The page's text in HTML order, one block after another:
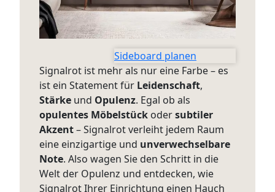
Sideboard planen
Signalrot ist mehr als nur eine Farbe – es
ist ein Statement für Leidenschaft,
Stärke und Opulenz. Egal ob als
opulentes Möbelstück odersubtiler
Akzent– Signalrot verleiht jedem Raum
eine einzigartige und unverwechselbare
Note. Also wagen Sie den Schritt in die
Welt der Opulenz und entdecken, wie
Signalrot Ihrer Einrichtung einen Hauch